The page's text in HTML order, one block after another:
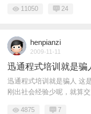
11050 24
henpianzi
2009-11-11
迅通程式培训就是骗
迅通程式培训就是骗人 这
刚出社会经验少呢，就算交
4875 7